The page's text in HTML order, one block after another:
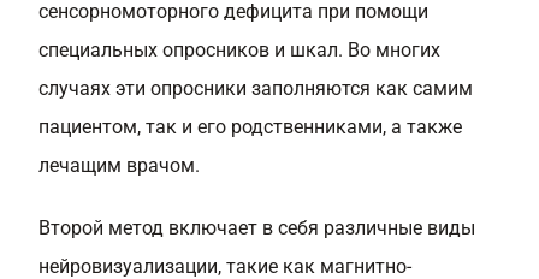
сенсорномоторного дефицита при помощи
специальных опросников и шкал. Во многих
случаях эти опросники заполняются как самим
пациентом, так и его родственниками, а также
лечащим врачом.
Второй метод включает в себя различные виды
нейровизуализации, такие как магнитно-